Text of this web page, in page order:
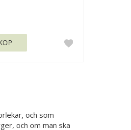
och som
och om man ska